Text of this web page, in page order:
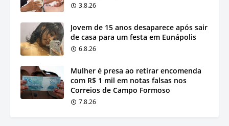
3.8.26
Jovem de 15 anos desaparece após sair
de casa para um festa em Eunápolis
6.8.26
Mulher é presa ao retirar encomenda
com R$ 1 mil em notas falsas nos
Correios de Campo Formoso
7.8.26